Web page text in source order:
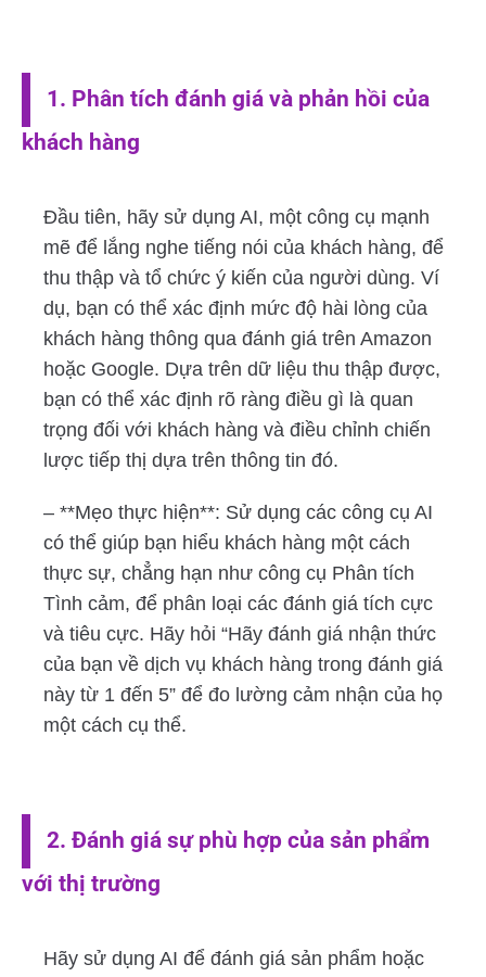
1. Phân tích đánh giá và phản hồi của
khách hàng
Đầu tiên, hãy sử dụng AI, một công cụ mạnh
mẽ để lắng nghe tiếng nói của khách hàng, để
thu thập và tổ chức ý kiến của người dùng. Ví
dụ, bạn có thể xác định mức độ hài lòng của
khách hàng thông qua đánh giá trên Amazon
hoặc Google. Dựa trên dữ liệu thu thập được,
bạn có thể xác định rõ ràng điều gì là quan
trọng đối với khách hàng và điều chỉnh chiến
lược tiếp thị dựa trên thông tin đó.
– **Mẹo thực hiện**: Sử dụng các công cụ AI
có thể giúp bạn hiểu khách hàng một cách
thực sự, chẳng hạn như công cụ Phân tích
Tình cảm, để phân loại các đánh giá tích cực
và tiêu cực. Hãy hỏi “Hãy đánh giá nhận thức
của bạn về dịch vụ khách hàng trong đánh giá
này từ 1 đến 5” để đo lường cảm nhận của họ
một cách cụ thể.
2. Đánh giá sự phù hợp của sản phẩm
với thị trường
Hãy sử dụng AI để đánh giá sản phẩm hoặc